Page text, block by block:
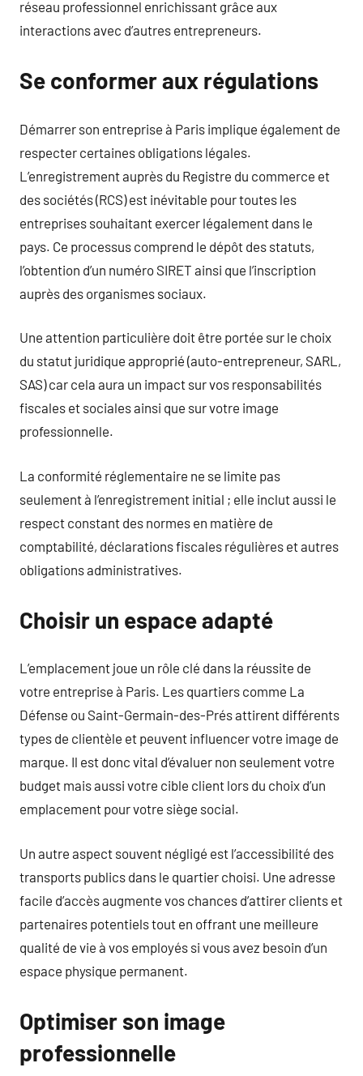
réseau professionnel enrichissant grâce aux
interactions avec d’autres entrepreneurs.
Se conformer aux régulations
Démarrer son entreprise à Paris implique également de
respecter certaines obligations légales.
L’enregistrement auprès du Registre du commerce et
des sociétés (RCS) est inévitable pour toutes les
entreprises souhaitant exercer légalement dans le
pays. Ce processus comprend le dépôt des statuts,
l’obtention d’un numéro SIRET ainsi que l’inscription
auprès des organismes sociaux.
Une attention particulière doit être portée sur le choix
du statut juridique approprié (auto-entrepreneur, SARL,
SAS) car cela aura un impact sur vos responsabilités
fiscales et sociales ainsi que sur votre image
professionnelle.
La conformité réglementaire ne se limite pas
seulement à l’enregistrement initial ; elle inclut aussi le
respect constant des normes en matière de
comptabilité, déclarations fiscales régulières et autres
obligations administratives.
Choisir un espace adapté
L’emplacement joue un rôle clé dans la réussite de
votre entreprise à Paris. Les quartiers comme La
Défense ou Saint-Germain-des-Prés attirent différents
types de clientèle et peuvent influencer votre image de
marque. Il est donc vital d’évaluer non seulement votre
budget mais aussi votre cible client lors du choix d’un
emplacement pour votre siège social.
Un autre aspect souvent négligé est l’accessibilité des
transports publics dans le quartier choisi. Une adresse
facile d’accès augmente vos chances d’attirer clients et
partenaires potentiels tout en offrant une meilleure
qualité de vie à vos employés si vous avez besoin d’un
espace physique permanent.
Optimiser son image
professionnelle